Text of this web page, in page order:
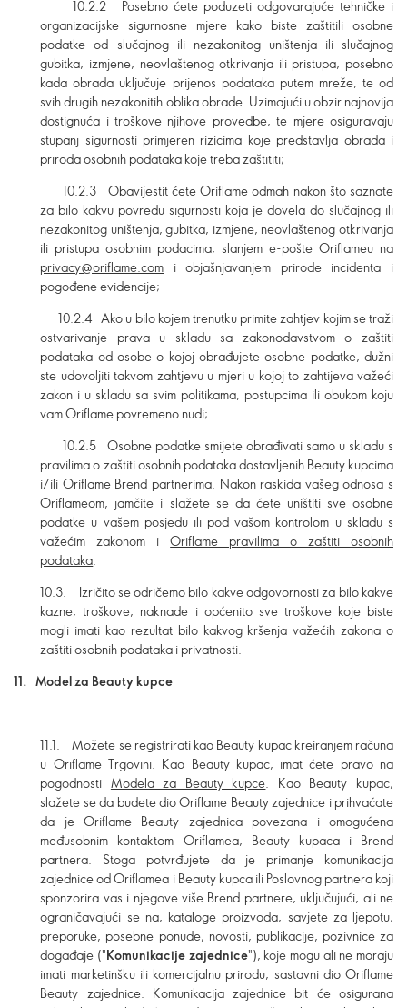
10.2.2 Posebno ćete poduzeti odgovarajuće tehničke i
organizacijske sigurnosne mjere kako biste zaštitili osobne
podatke od slučajnog ili nezakonitog uništenja ili slučajnog
gubitka, izmjene, neovlaštenog otkrivanja ili pristupa, posebno
kada obrada uključuje prijenos podataka putem mreže, te od
svih drugih nezakonitih oblika obrade. Uzimajući u obzir najnovija
dostignuća i troškove njihove provedbe, te mjere osiguravaju
stupanj sigurnosti primjeren rizicima koje predstavlja obrada i
priroda osobnih podataka koje treba zaštititi;
10.2.3 Obavijestit ćete Oriflame odmah nakon što saznate
za bilo kakvu povredu sigurnosti koja je dovela do slučajnog ili
nezakonitog uništenja, gubitka, izmjene, neovlaštenog otkrivanja
ili pristupa osobnim podacima, slanjem e-pošte Oriflameu na
privacy@oriflame.com
i objašnjavanjem prirode incidenta i
pogođene evidencije;
10.2.4 Ako u bilo kojem trenutku primite zahtjev kojim se traži
ostvarivanje prava u skladu sa zakonodavstvom o zaštiti
podataka od osobe o kojoj obrađujete osobne podatke, dužni
ste udovoljiti takvom zahtjevu u mjeri u kojoj to zahtijeva važeći
zakon i u skladu sa svim politikama, postupcima ili obukom koju
vam Oriflame povremeno nudi;
10.2.5 Osobne podatke smijete obrađivati samo u skladu s
pravilima o zaštiti osobnih podataka dostavljenih Beauty kupcima
i/ili Oriflame Brend partnerima. Nakon raskida vašeg odnosa s
Oriflameom, jamčite i slažete se da ćete uništiti sve osobne
podatke u vašem posjedu ili pod vašom kontrolom u skladu s
važećim zakonom iOriflame pravilima o zaštiti osobnih
podataka.
10.3. Izričito se odričemo bilo kakve odgovornosti za bilo kakve
kazne, troškove, naknade i općenito sve troškove koje biste
mogli imati kao rezultat bilo kakvog kršenja važećih zakona o
zaštiti osobnih podataka i privatnosti.
11. Model za Beauty kupce
11.1. Možete se registrirati kao Beauty kupac kreiranjem računa
u Oriflame Trgovini. Kao Beauty kupac, imat ćete pravo na
pogodnosti Modela za Beauty kupce. Kao Beauty kupac,
slažete se da budete dio Oriflame Beauty zajednice i prihvaćate
da je Oriflame Beauty zajednica povezana i omogućena
međusobnim kontaktom Oriflamea, Beauty kupaca i Brend
partnera. Stoga potvrđujete da je primanje komunikacija
zajednice od Oriflamea i Beauty kupca ili Poslovnog partnera koji
sponzorira vas i njegove više Brend partnere, uključujući, ali ne
ograničavajući se na, kataloge proizvoda, savjete za ljepotu,
preporuke, posebne ponude, novosti, publikacije, pozivnice za
događaje ("Komunikacije zajednice"), koje mogu ali ne moraju
imati marketinšku ili komercijalnu prirodu, sastavni dio Oriflame
Beauty zajednice. Komunikacija zajednice bit će osigurana